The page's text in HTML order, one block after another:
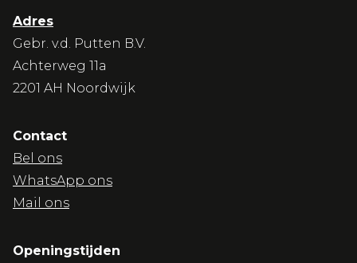
Adres
Gebr. v.d. Putten B.V.
Achterweg 11a
2201 AH Noordwijk
Contact
Bel ons
WhatsApp ons
Mail ons
Openingstijden